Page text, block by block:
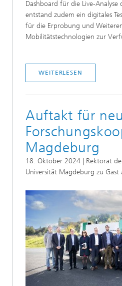
Dashboard für die Live-Analyse
entstand zudem ein digitales
für die Erprobung und
Mobilitätstechnologien zur
WEITERLESEN
Auftakt für
Magdeburg
18. Oktober 2024 | Rektorat
Universität Magdeburg zu Gast